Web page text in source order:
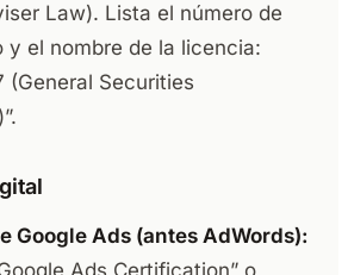
Law). Lista el número de
y el nombre de la licencia:
(General Securities
Google Ads (antes AdWords):